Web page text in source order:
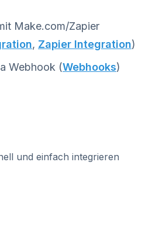
Make.com/Zapier
, Zapier Integration)
Webhook (Webhooks)